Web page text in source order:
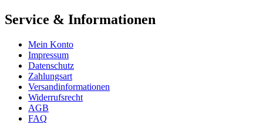
Service & Informationen
Mein Konto
Impressum
Datenschutz
Zahlungsart
Versandinformationen
Widerrufsrecht
AGB
FAQ